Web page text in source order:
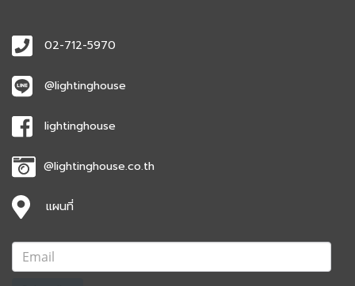
02-712-5970
@lightinghouse
lightinghouse
@lightinghouse.co.th
แผนที่